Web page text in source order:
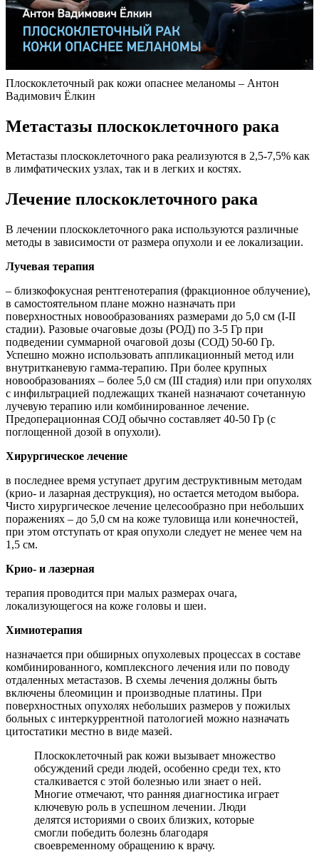
Плоскоклеточный рак кожи опаснее меланомы – Антон
Вадимович Ёлкин
Метастазы плоскоклеточного рака
Метастазы плоскоклеточного рака реализуются в 2,5-7,5% как
в лимфатических узлах, так и в легких и костях.
Лечение плоскоклеточного рака
В лечении плоскоклеточного рака используются различные
методы в зависимости от размера опухоли и ее локализации.
Лучевая терапия
– близкофокусная рентгенотерапия (фракционное облучение),
в самостоятельном плане можно назначать при
поверхностных новообразованиях размерами до 5,0 см (I-II
стадии). Разовые очаговые дозы (РОД) по 3-5 Гр при
подведении суммарной очаговой дозы (СОД) 50-60 Гр.
Успешно можно использовать аппликационный метод или
внутритканевую гамма-терапию. При более крупных
новообразованиях – более 5,0 см (III стадия) или при опухолях
с инфильтрацией подлежащих тканей назначают сочетанную
лучевую терапию или комбинированное лечение.
Предоперационная СОД обычно составляет 40-50 Гр (с
поглощенной дозой в опухоли).
Хирургическое лечение
в последнее время уступает другим деструктивным методам
(крио- и лазарная деструкция), но остается методом выбора.
Чисто хирургическое лечение целесообразно при небольших
поражениях – до 5,0 см на коже туловища или конечностей,
при этом отступать от края опухоли следует не менее чем на
1,5 см.
Крио- и лазерная
терапия проводится при малых размерах очага,
локализующегося на коже головы и шеи.
Химиотерапия
назначается при обширных опухолевых процессах в составе
комбинированного, комплексного лечения или по поводу
отдаленных метастазов. В схемы лечения должны быть
включены блеомицин и производные платины. При
поверхностных опухолях небольших размеров у пожилых
больных с интеркуррентной патологией можно назначать
цитостатики местно в виде мазей.
Плоскоклеточный рак кожи вызывает множество
обсуждений среди людей, особенно среди тех, кто
сталкивается с этой болезнью или знает о ней.
Многие отмечают, что ранняя диагностика играет
ключевую роль в успешном лечении. Люди
делятся историями о своих близких, которые
смогли победить болезнь благодаря
своевременному обращению к врачу.